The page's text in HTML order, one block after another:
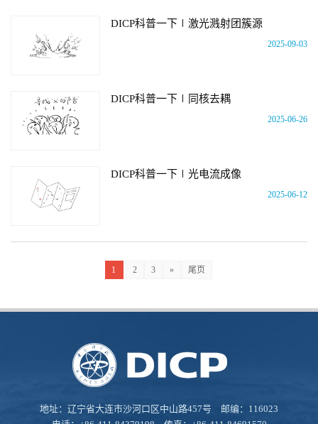
DICP科普一下∣激光溅射团簇源
2025-09-03
DICP科普一下∣同核去耦
2025-06-26
DICP科普一下∣光电流成像
2025-06-12
1 2 3 » 尾页
地址：辽宁省大连市沙河口区中山路457号 邮编：116023